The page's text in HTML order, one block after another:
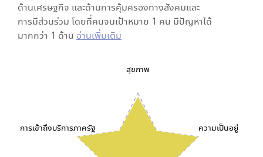
ด้านเศรษฐกิจ และด้านการคุ้มครองทางสังคมและ
การมีส่วนร่วม โดยที่คนจนเป้าหมาย 1 คน มีปัญหาได้
มากกว่า 1 ด้าน อ่านเพิ่มเติม
สุขภาพ
ความเป็นอยู่
การเข้าถึงบริการภาครัฐ